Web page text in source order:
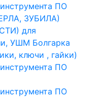
ПО
ЗУБИЛА)
для
УШМ Болгарка
ключи , гайки)
ПО
ПО